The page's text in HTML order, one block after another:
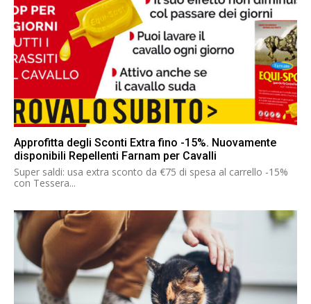
Approfitta degli Sconti Extra fino -15%. Nuovamente
disponibili Repellenti Farnam per Cavalli
Super saldi: usa extra sconto da €75 di spesa al carrello -15%
con Tessera...